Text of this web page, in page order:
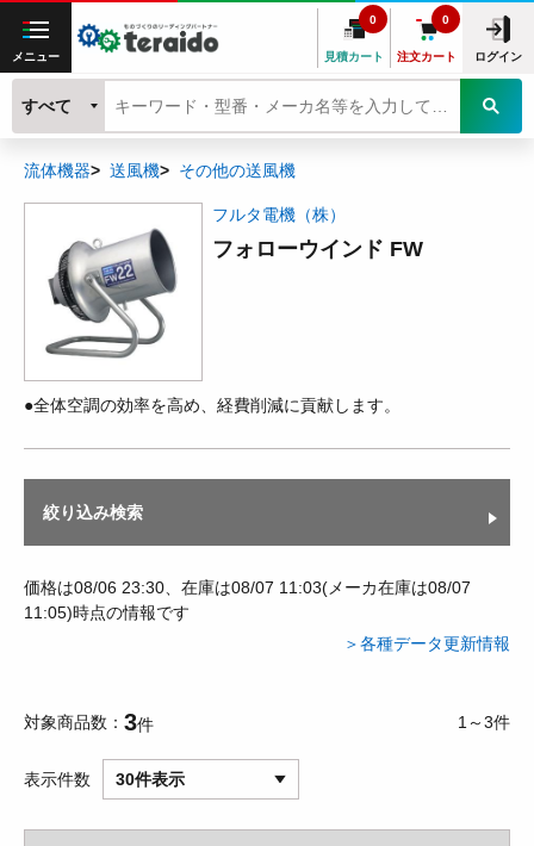
メニュー 見積カート
0
注文カート
0
ログイン
すべて
流体機器 送風機 その他の送風機
フルタ電機（株）
フォローウインド FW
●全体空調の効率を高め、経費削減に貢献します。
絞り込み検索
価格は08/06 23:30、在庫は08/07 11:03(メーカ在庫は08/07
11:05)時点の情報です
＞各種データ更新情報
対象商品数 3件 1～3件
表示件数 30件表示